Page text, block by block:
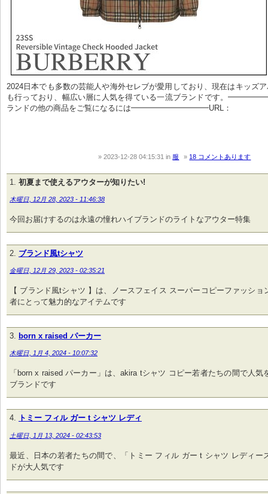
2024日本でも多数の芸能人や海外セレブが愛用しており、現在はキッズ
も行っており、幅広い層に人気を得ている一流ブランドです。
ランドの他の商品をご覧になるには━━━━━━━━━━URL：
2023-12-28 04:15:31in 服 18 コメントあります
初夏まで使えるアウターが知りたい!
木曜日, 12月 28, 2023 - 11:46:38
今回お届けするのは永遠の憧れハイブランドのライトなアウター特集
ブランド風tシャツ
金曜日, 12月 29, 2023 - 02:35:21
【 ブランド風tシャツ 】は、ノースフェイス スーパーコピーファッショ
者にとって魅力的なアイテムです
born x raised パーカー
木曜日, 1月 4, 2024 - 10:07:32
「born x raised パーカー」は、akira tシャツ コピー若者たちの間で人気
ブランドです
トミー フィル ガー t シャツ レディ
土曜日, 1月 13, 2024 - 02:43:53
最近、日本の若者たちの間で、「トミー フィル ガー t シャツ レディー
ドが大人気です